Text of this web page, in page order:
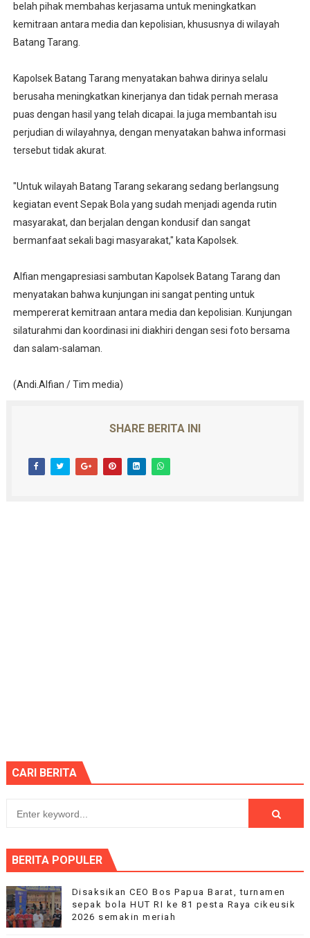
belah pihak membahas kerjasama untuk meningkatkan
kemitraan antara media dan kepolisian, khususnya di wilayah
Batang Tarang.
Kapolsek Batang Tarang menyatakan bahwa dirinya selalu
berusaha meningkatkan kinerjanya dan tidak pernah merasa
puas dengan hasil yang telah dicapai. Ia juga membantah isu
perjudian di wilayahnya, dengan menyatakan bahwa informasi
tersebut tidak akurat.
"Untuk wilayah Batang Tarang sekarang sedang berlangsung
kegiatan event Sepak Bola yang sudah menjadi agenda rutin
masyarakat, dan berjalan dengan kondusif dan sangat
bermanfaat sekali bagi masyarakat," kata Kapolsek.
Alfian mengapresiasi sambutan Kapolsek Batang Tarang dan
menyatakan bahwa kunjungan ini sangat penting untuk
mempererat kemitraan antara media dan kepolisian. Kunjungan
silaturahmi dan koordinasi ini diakhiri dengan sesi foto bersama
dan salam-salaman.
(Andi.Alfian / Tim media)
SHARE BERITA INI
CARI BERITA
BERITA POPULER
Disaksikan CEO Bos Papua Barat, turnamen
sepak bola HUT RI ke 81 pesta Raya cikeusik
2026 semakin meriah